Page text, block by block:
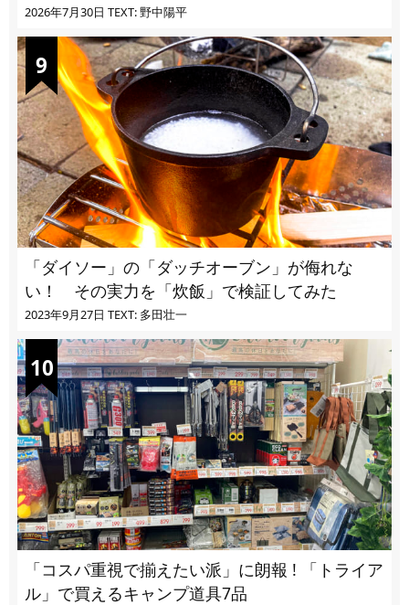
2026年7月30日 TEXT: 野中陽平
「ダイソー」の「ダッチオーブン」が侮れな
い！ その実力を「炊飯」で検証してみた
2023年9月27日 TEXT: 多田壮一
「コスパ重視で揃えたい派」に朗報 ! 「トライア
ル」で買えるキャンプ道具7品